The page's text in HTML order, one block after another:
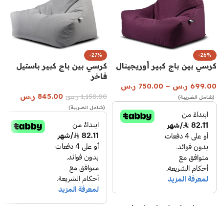
-26%
كرسي بين باج كبير أوريجينال
699.00 ر.س –
750.00 ر.س
(شامل الضريبة)
-27%
كرسي بين باج كبير باستيل
فاخر
1,150.00 ر.س 845.00 ر.س
(شامل الضريبة)